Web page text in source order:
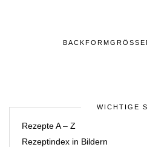
WICHTIGE
Rezepte A – Z
Rezeptindex in Bildern